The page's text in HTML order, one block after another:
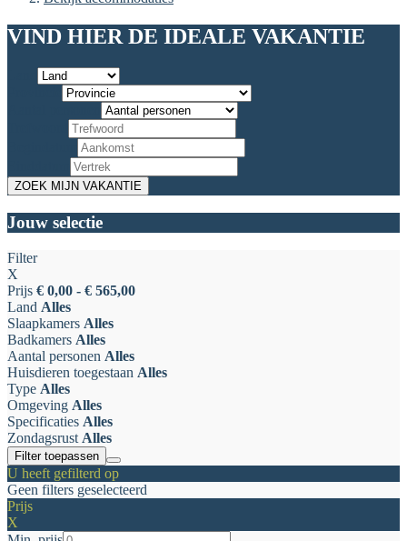
VIND HIER DE IDEALE VAKANTIE
Jouw selectie
Filter
X
Prijs € 0,00 - € 565,00
Land Alles
Slaapkamers Alles
Badkamers Alles
Aantal personen Alles
Huisdieren toegestaan Alles
Type Alles
Omgeving Alles
Specificaties Alles
Zondagsrust Alles
Filter toepassen
U heeft gefilterd op
Geen filters geselecteerd
Prijs
X